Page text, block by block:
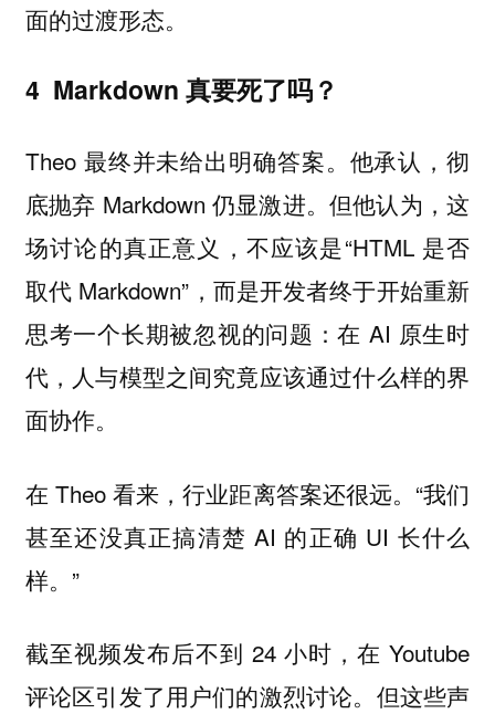
面的过渡形态。
4 Markdown 真要死了吗？
Theo 最终并未给出明确答案。他承认，彻
底抛弃 Markdown 仍显激进。但他认为，这
场讨论的真正意义，不应该是“HTML 是否
取代 Markdown”，而是开发者终于开始重新
思考一个长期被忽视的问题：在 AI 原生时
代，人与模型之间究竟应该通过什么样的界
面协作。
在 Theo 看来，行业距离答案还很远。“我们
甚至还没真正搞清楚 AI 的正确 UI 长什么
样。”
截至视频发布后不到 24 小时，在 Youtube
评论区引发了用户们的激烈讨论。但这些声